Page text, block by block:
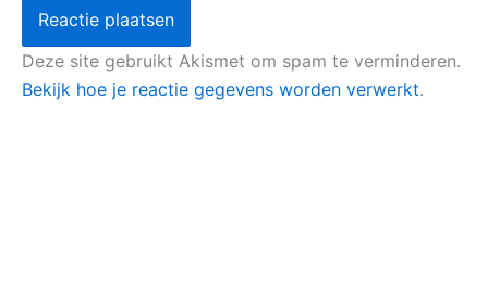
Deze site gebruikt Akismet om spam te verminderen.
Bekijk hoe je reactie gegevens worden verwerkt.